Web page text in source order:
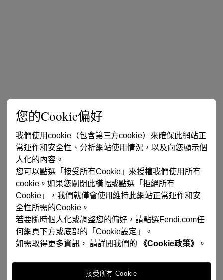
您的Cookie偏好
我們使用cookie（包含第三方cookie）來確保此網站正
常運作和安全性、分析網站使用情況，以及向您顯示個
人化的內容。
您可以點選「接受所有Cookie」來授權我們使用所有
cookie。如果您關閉此橫幅或點選「拒絕所有
Cookie」，我們就僅會使用維持此網站正常運作和安
全性所需的Cookie。
若要隨時個人化或調整您的偏好，請點選Fendi.com任
何網頁下方或底部的「Cookie設定」。
如需取得更多資訊， 請詳閱我們的
《Cookie政策》 。
接受所有 Cookie